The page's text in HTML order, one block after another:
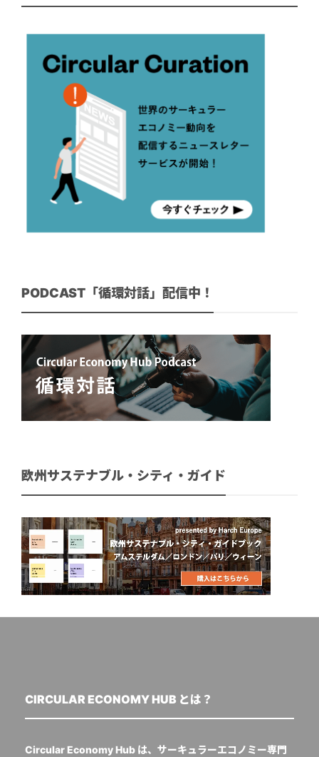
PODCAST「循環対話」配信中！
欧州サステナブル・シティ・ガイド
CIRCULAR ECONOMY HUB とは？
Circular Economy Hub は、サーキュラーエコノミー専門